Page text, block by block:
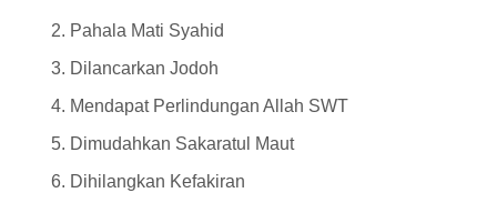
Pahala Mati Syahid
Dilancarkan Jodoh
Mendapat Perlindungan Allah SWT
Dimudahkan Sakaratul Maut
Dihilangkan Kefakiran